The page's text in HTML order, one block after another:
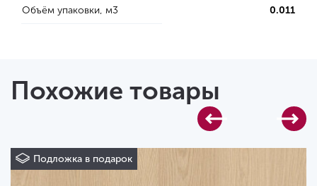
Объём упаковки, м3 0.011
Похожие товары
Подложка в подарок